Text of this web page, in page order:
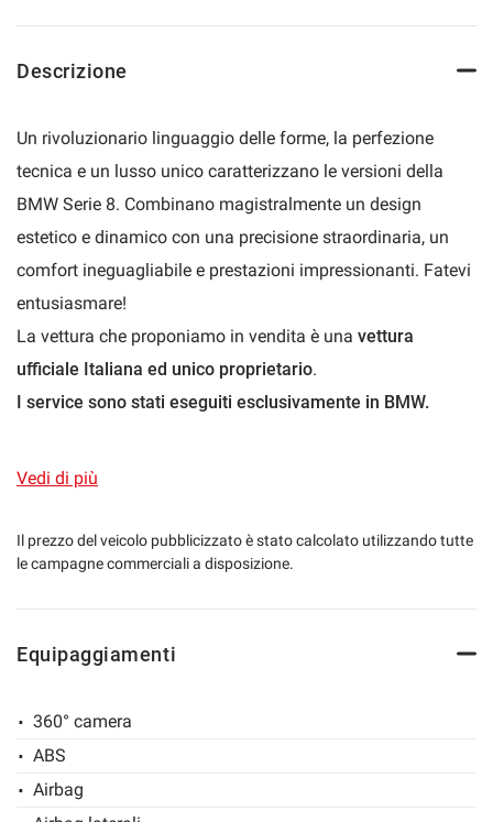
Descrizione
Un rivoluzionario linguaggio delle forme, la perfezione
tecnica e un lusso unico caratterizzano le versioni della
BMW Serie 8. Combinano magistralmente un design
estetico e dinamico con una precisione straordinaria, un
comfort ineguagliabile e prestazioni impressionanti. Fatevi
entusiasmare!
La vettura che proponiamo in vendita è una vettura
ufficiale Italiana ed unico proprietario.
I service sono stati eseguiti esclusivamente in BMW.
Allestimento
- BMW Connected Drive
- BMW touch command
- Interfaccia Bluetooth estesa
- Telecamera 360° surround wiew camera
- Pomello del cambio in cristallo
- APPLE Car Play e Android Auto wireless
Vedi di più
Il prezzo del veicolo pubblicizzato è stato calcolato utilizzando tutte
le campagne commerciali a disposizione.
Equipaggiamenti
360° camera
ABS
Airbag
policy.
rivedere
le
tue
in
qualsiasi
Cookie per il miglioramento dell'esperienza utente
Leggi
la
cookie
policy